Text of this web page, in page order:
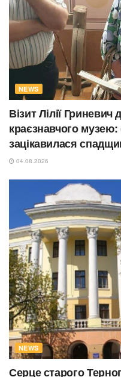
NEWS
Візит Лілії
краєзнавчого музею:
зацікавилася
04.08.2026
NEWS
Серце старого